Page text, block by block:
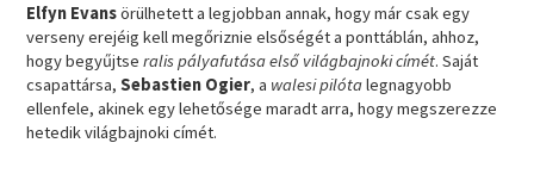
Elfyn Evansörülhetett a legjobban annak, hogy már csak egy
verseny erejéig kell megőriznie elsőségét a ponttáblán, ahhoz,
hogy begyűjtseralis pályafutása első világbajnoki címét. Saját
csapattársa,Sebastien Ogier, a walesi pilótalegnagyobb
ellenfele, akinek egy lehetősége maradt arra, hogy megszerezze
hetedik világbajnoki címét.